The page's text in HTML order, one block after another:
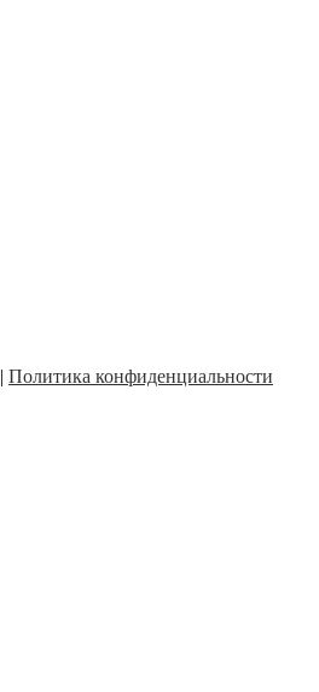
Политика конфиденциальности